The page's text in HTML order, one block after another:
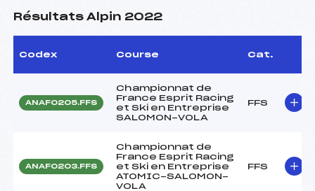
Résultats Alpin 2022
Codex Course Cat.
ANAF0205.FFS
Championnat de
France Esprit Racing
et Ski en Entreprise
SALOMON-VOLA
FFS
ANAF0203.FFS
Championnat de
France Esprit Racing
et Ski en Entreprise
ATOMIC-SALOMON-
VOLA
FFS